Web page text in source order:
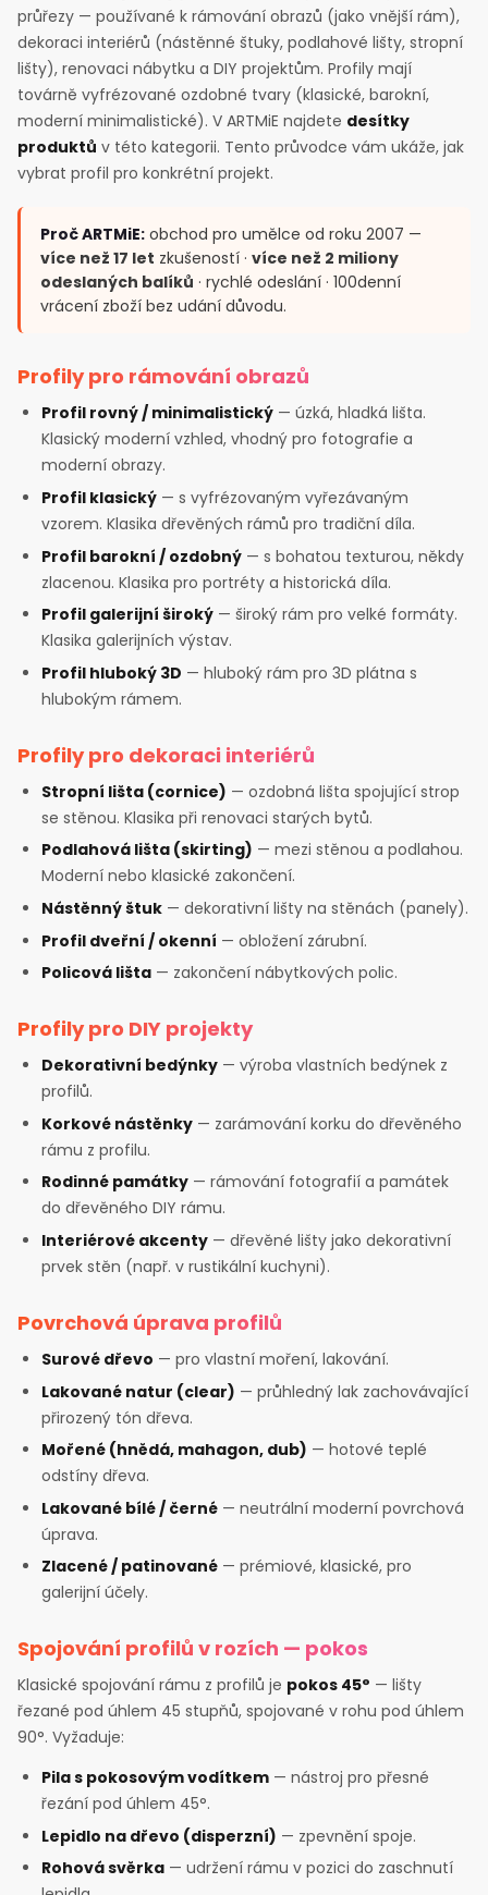
průřezy — používané k rámování obrazů (jako vnější rám),
dekoraci interiérů (nástěnné štuky, podlahové lišty, stropní
lišty), renovaci nábytku a DIY projektům. Profily mají
továrně vyfrézované ozdobné tvary (klasické, barokní,
moderní minimalistické). V ARTMiE najdete desítky
produktů v této kategorii. Tento průvodce vám ukáže, jak
vybrat profil pro konkrétní projekt.
Proč ARTMiE: obchod pro umělce od roku 2007 —
více než 17 let zkušeností · více než 2 miliony
odeslaných balíků · rychlé odeslání · 100denní
vrácení zboží bez udání důvodu.
Profily pro rámování obrazů
Profil rovný / minimalistický — úzká, hladká lišta.
Klasický moderní vzhled, vhodný pro fotografie a
moderní obrazy.
Profil klasický — s vyfrézovaným vyřezávaným
vzorem. Klasika dřevěných rámů pro tradiční díla.
Profil barokní / ozdobný — s bohatou texturou, někdy
zlacenou. Klasika pro portréty a historická díla.
Profil galerijní široký — široký rám pro velké formáty.
Klasika galerijních výstav.
Profil hluboký 3D — hluboký rám pro 3D plátna s
hlubokým rámem.
Profily pro dekoraci interiérů
Stropní lišta (cornice) — ozdobná lišta spojující strop
se stěnou. Klasika při renovaci starých bytů.
Podlahová lišta (skirting) — mezi stěnou a podlahou.
Moderní nebo klasické zakončení.
Nástěnný štuk — dekorativní lišty na stěnách (panely).
Profil dveřní / okenní — obložení zárubní.
Policová lišta — zakončení nábytkových polic.
Profily pro DIY projekty
Dekorativní bedýnky — výroba vlastních bedýnek z
profilů.
Korkové nástěnky — zarámování korku do dřevěného
rámu z profilu.
Rodinné památky — rámování fotografií a památek
do dřevěného DIY rámu.
Interiérové akcenty — dřevěné lišty jako dekorativní
prvek stěn (např. v rustikální kuchyni).
Povrchová úprava profilů
Surové dřevo — pro vlastní moření, lakování.
Lakované natur (clear) — průhledný lak zachovávající
přirozený tón dřeva.
Mořené (hnědá, mahagon, dub) — hotové teplé
odstíny dřeva.
Lakované bílé / černé — neutrální moderní povrchová
úprava.
Zlacené / patinované — prémiové, klasické, pro
galerijní účely.
Spojování profilů v rozích — pokos
Klasické spojování rámu z profilů je pokos 45° — lišty
řezané pod úhlem 45 stupňů, spojované v rohu pod úhlem
90°. Vyžaduje:
Pila s pokosovým vodítkem — nástroj pro přesné
řezání pod úhlem 45°.
Lepidlo na dřevo (disperzní) — zpevnění spoje.
Rohová svěrka — udržení rámu v pozici do zaschnutí